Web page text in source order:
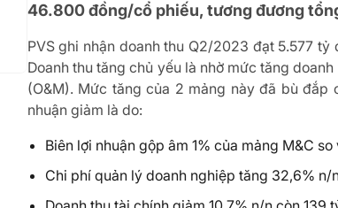
46.800 đồng/cổ phiếu, tương đương
PVS ghi nhận doanh thu Q2/2023 đạt 5.577
Doanh thu tăng chủ yếu là nhờ mức tăng
(O&M). Mức tăng của 2 mảng này đã bù
nhuận giảm là do:
Biên lợi nhuận gộp âm 1% của mảng M&C
Chi phí quản lý doanh nghiệp tăng 32,6%